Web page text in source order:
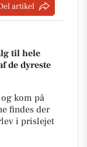
artikel
til hele
de dyreste
kom på
findes der
i prislejet